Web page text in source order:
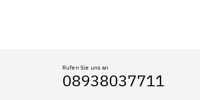
Rufen Sie uns an
08938037711